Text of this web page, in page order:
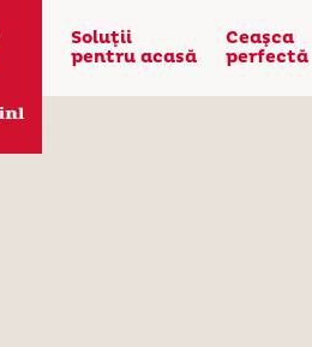
Soluţii
pentru acasă
Ceaşca
perfectă